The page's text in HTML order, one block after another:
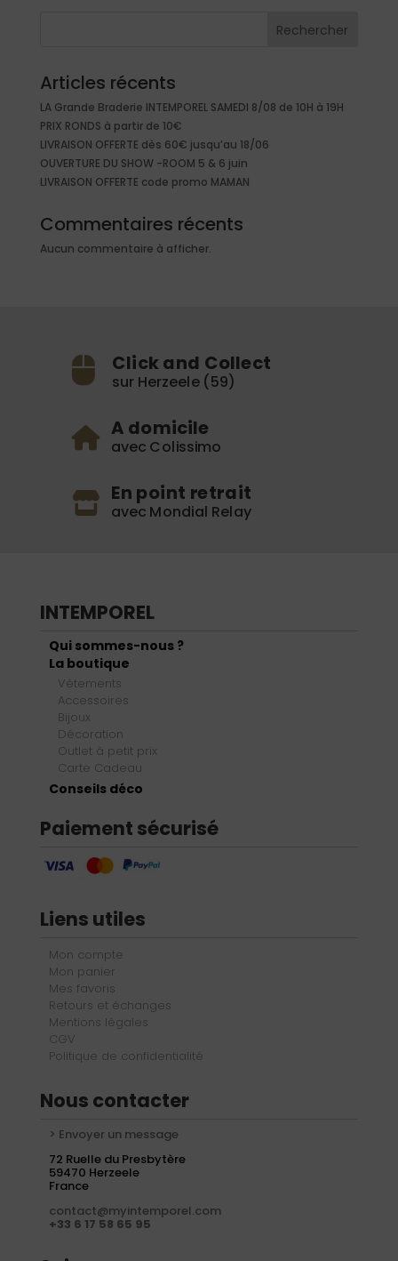
Rechercher
Articles récents
LA Grande Braderie INTEMPOREL SAMEDI 8/08 de 10H à 19H
PRIX RONDS à partir de 10€
LIVRAISON OFFERTE dès 60€ jusqu’au 18/06
OUVERTURE DU SHOW -ROOM 5 & 6 juin
LIVRAISON OFFERTE code promo MAMAN
Commentaires récents
Aucun commentaire à afficher.
Click and Collect
sur Herzeele (59)
A domicile
avec Colissimo
En point retrait
avec Mondial Relay
INTEMPOREL
Qui sommes-nous ?
La boutique
Vêtements
Accessoires
Bijoux
Décoration
Outlet à petit prix
Carte Cadeau
Conseils déco
Paiement sécurisé
Liens utiles
Mon compte
Mon panier
Mes favoris
Retours et échanges
Mentions légales
CGV
Politique de confidentialité
Nous contacter
> Envoyer un message
72 Ruelle du Presbytère
59470 Herzeele
France
contact@myintemporel.com
+33 6 17 58 65 95